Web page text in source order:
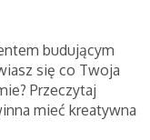
budującym
się co Twoja
Przeczytaj
mieć kreatywna